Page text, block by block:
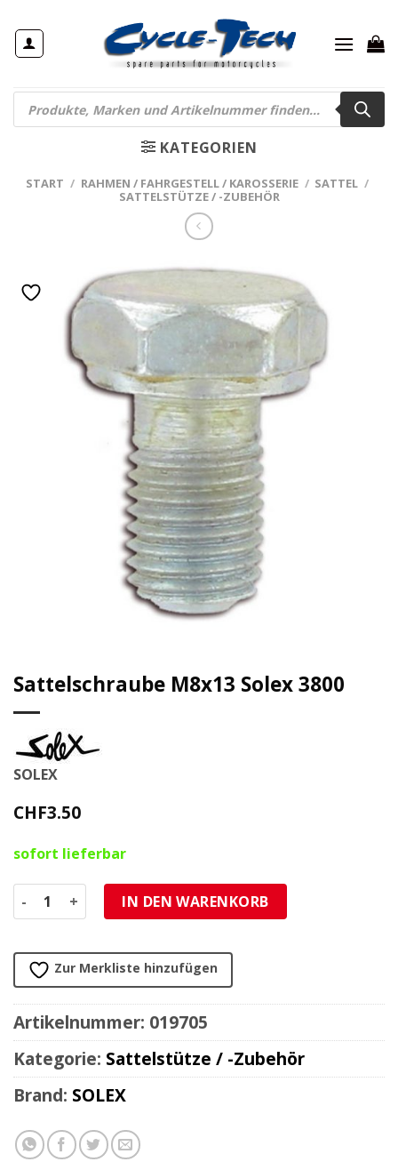
Inhalt
springen
Products
search
KATEGORIEN
START / RAHMEN / FAHRGESTELL / KAROSSERIE / SATTEL /
SATTELSTÜTZE / -ZUBEHÖR
Sattelschraube M8x13 Solex 3800
SOLEX
CHF3.50
sofort lieferbar
Sattelschraube M8x13 Solex 3800 Menge
IN DEN WARENKORB
Zur Merkliste hinzufügen
Artikelnummer: 019705
Kategorie: Sattelstütze / -Zubehör
Brand: SOLEX